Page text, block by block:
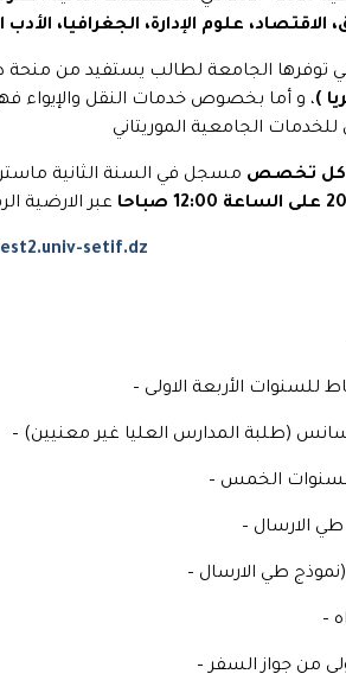
الاقتصاد، علوم الإدارة، الجغرافيا، الأدب
توفرها الجامعة لطالب يستفيد من
، و أما بخصوص خدمات النقل والإيواء
للخدمات الجامعية الموريتاني
كل تخصص مسجل في السنة الثانية
عبر الارضية
setif.dz
الأربعة الاولى –
(طلبة المدارس العليا غير معنيين) –
الخمس –
الارسال –
طي الارسال –
–
من جواز السفر –